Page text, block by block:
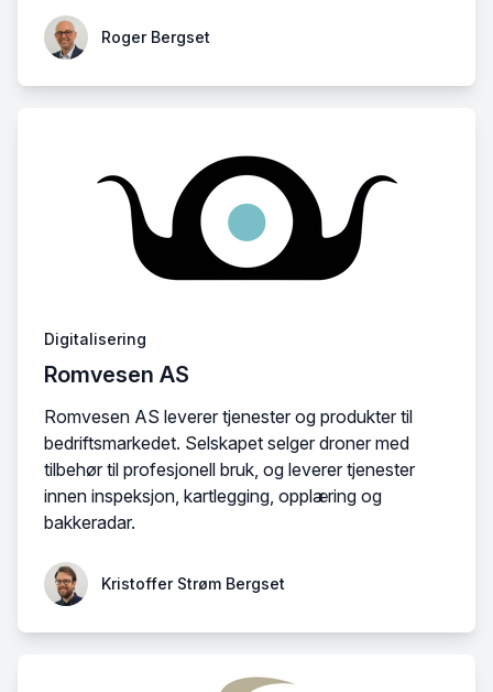
Roger BergsetRoger Bergset
Digitalisering
Romvesen AS
Romvesen AS leverer tjenester og produkter til
bedriftsmarkedet. Selskapet selger droner med
tilbehør til profesjonell bruk, og leverer tjenester
innen inspeksjon, kartlegging, opplæring og
bakkeradar.
Kristoffer Strøm Bergset
Kristoffer Strøm Bergset